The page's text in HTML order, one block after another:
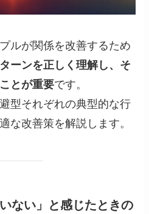
ルが関係を改善するため
ーンを正しく理解し、そ
とが重要です。
型それぞれの典型的な行
な改善策を解説します。
ない」と感じたときの